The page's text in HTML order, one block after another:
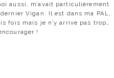
aussi, m’avait particulièrement
Vigan. Il est dans ma PAL,
fois mais je n’y arrive pas trop…
!